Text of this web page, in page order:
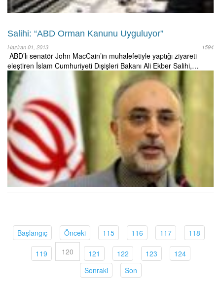
Salihi: “ABD Orman Kanunu Uyguluyor”
Haziran 01, 2013 1594
ABD’lı senatör John MacCain’in muhalefetiyle yaptığı ziyareti
eleştiren İslam Cumhuriyeti Dışişleri Bakanı Ali Ekber Salihi,…
Başlangıç(current)Önceki(current)
115(current)
116(current)
117(current)
118
119(current)
120 121 (current)
122(current)
123(current)
124(current)
Sonraki(current)
Son(current)